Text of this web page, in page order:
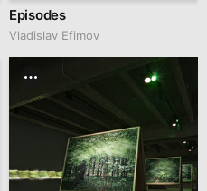
Episodes
Vladislav Efimov